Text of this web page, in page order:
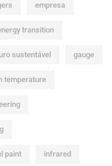
empresa
transition
sustentável gauge
temperature
paint infrared